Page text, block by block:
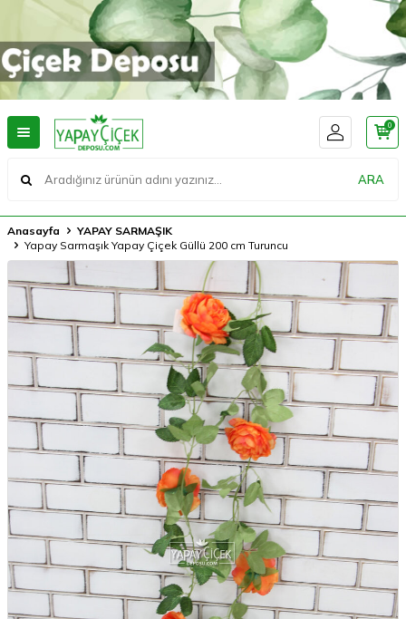
ARA
0
Anasayfa
YAPAY SARMAŞIK
Yapay Sarmaşık Yapay Çiçek Güllü 200 cm Turuncu